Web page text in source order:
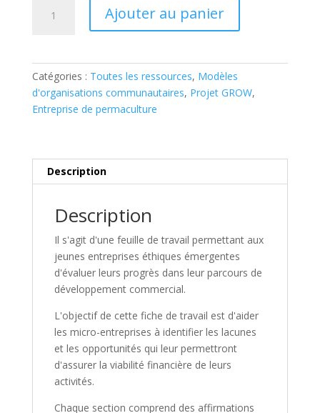
Start-
Up
Incubator
Ajouter au panier
Catégories : Toutes les ressources, Modèles
d'organisations communautaires, Projet GROW,
Entreprise de permaculture
Description
Description
Il s'agit d'une feuille de travail permettant aux
jeunes entreprises éthiques émergentes
d'évaluer leurs progrès dans leur parcours de
développement commercial.
L'objectif de cette fiche de travail est d'aider
les micro-entreprises à identifier les lacunes
et les opportunités qui leur permettront
d'assurer la viabilité financière de leurs
activités.
Chaque section comprend des affirmations